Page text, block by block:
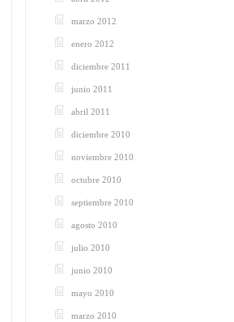
marzo 2012
enero 2012
diciembre 2011
junio 2011
abril 2011
diciembre 2010
noviembre 2010
octubre 2010
septiembre 2010
agosto 2010
julio 2010
junio 2010
mayo 2010
marzo 2010